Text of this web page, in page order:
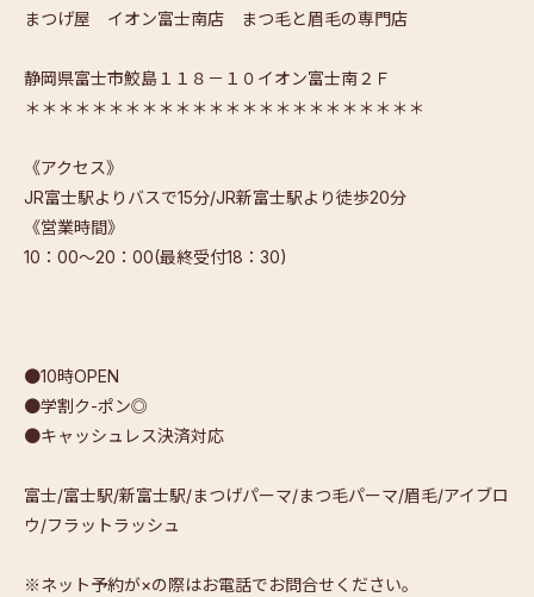
まつげ屋 イオン富士南店 まつ毛と眉毛の専門店
静岡県富士市鮫島１１８－１０イオン富士南２Ｆ
＊＊＊＊＊＊＊＊＊＊＊＊＊＊＊＊＊＊＊＊＊＊＊＊
《アクセス》
JR富士駅よりバスで15分/JR新富士駅より徒歩20分
《営業時間》
10：00～20：00(最終受付18：30)
●10時OPEN
●学割ク-ポン◎
●キャッシュレス決済対応
富士/富士駅/新富士駅/まつげパーマ/まつ毛パーマ/眉毛/アイブロ
ウ/フラットラッシュ
※ネット予約が×の際はお電話でお問合せください。